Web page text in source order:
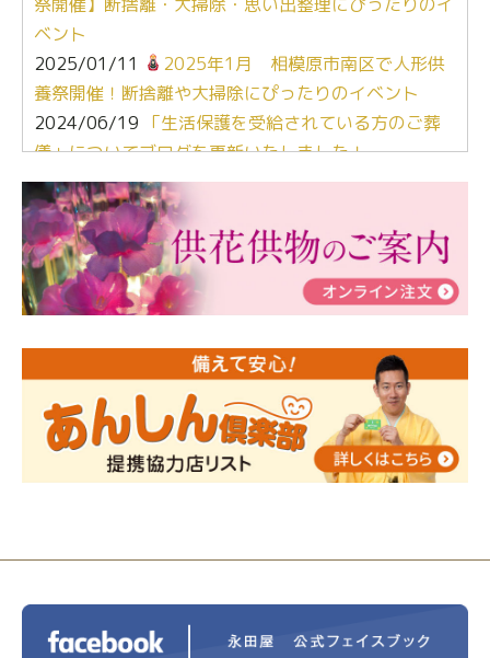
ベント
2025/01/11
2025年1月 相模原市南区で人形供
養祭開催！断捨離や大掃除にぴったりのイベント
2024/06/19 「生活保護を受給されている方のご葬
儀」についてブログを更新いたしました！
2024/03/06【終活なるほど教室】「マンガで学
ぶ！はじめてのお葬式」小さな家族葬ハウス®町田成
瀬 ご参加ありがとうございました！
2024/01/19令和6年能登半島地震災害の寄付のご報
告
人形供養 寄付のご報告
2023/12/16終活なるほど教室＠小さな家族葬ハウ
ス®上鶴間 エンディングノートを書いてみよう！
2023/11/29 永田屋創業110周年記念式典 レンブラ
ントホテル東京町田